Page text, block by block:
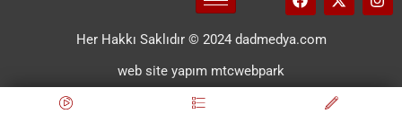
Her Hakkı Saklıdır © 2024 dadmedya.com
web site yapım mtcwebpark